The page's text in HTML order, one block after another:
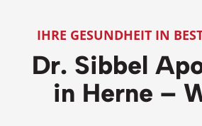
IHRE GESUNDHEIT IN
Dr. Sibbel
in Herne –